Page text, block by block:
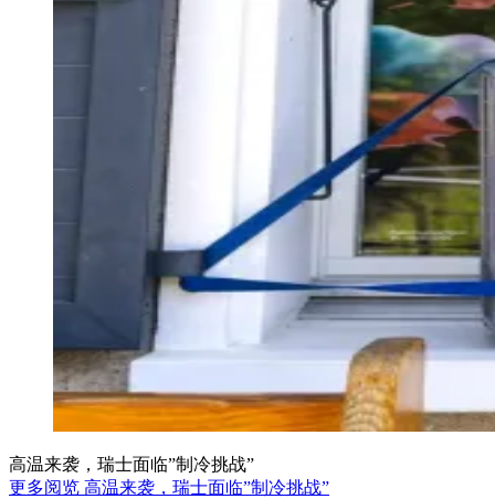
高温来袭，瑞士面临”制冷挑战”
更多阅览 高温来袭，瑞士面临”制冷挑战”